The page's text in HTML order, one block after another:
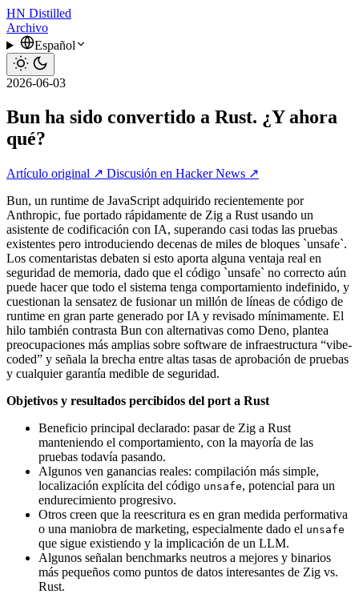
HN Distilled
Archivo
Español
2026-06-03
Bun ha sido convertido a Rust. ¿Y ahora
qué?
Artículo original ↗ Discusión en Hacker News ↗
Bun, un runtime de JavaScript adquirido recientemente por
Anthropic, fue portado rápidamente de Zig a Rust usando un
asistente de codificación con IA, superando casi todas las pruebas
existentes pero introduciendo decenas de miles de bloques `unsafe`.
Los comentaristas debaten si esto aporta alguna ventaja real en
seguridad de memoria, dado que el código `unsafe` no correcto aún
puede hacer que todo el sistema tenga comportamiento indefinido, y
cuestionan la sensatez de fusionar un millón de líneas de código de
runtime en gran parte generado por IA y revisado mínimamente. El
hilo también contrasta Bun con alternativas como Deno, plantea
preocupaciones más amplias sobre software de infraestructura “vibe-
coded” y señala la brecha entre altas tasas de aprobación de pruebas
y cualquier garantía medible de seguridad.
Objetivos y resultados percibidos del port a Rust
Beneficio principal declarado: pasar de Zig a Rust
manteniendo el comportamiento, con la mayoría de las
pruebas todavía pasando.
Algunos ven ganancias reales: compilación más simple,
localización explícita del código unsafe, potencial para un
endurecimiento progresivo.
Otros creen que la reescritura es en gran medida performativa
o una maniobra de marketing, especialmente dado el unsafe
que sigue existiendo y la implicación de un LLM.
Algunos señalan benchmarks neutros a mejores y binarios
más pequeños como puntos de datos interesantes de Zig vs.
Rust.